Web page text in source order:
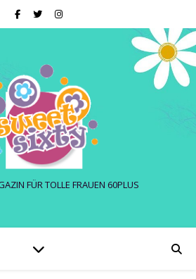
FÜR TOLLE FRAUEN 60PLUS